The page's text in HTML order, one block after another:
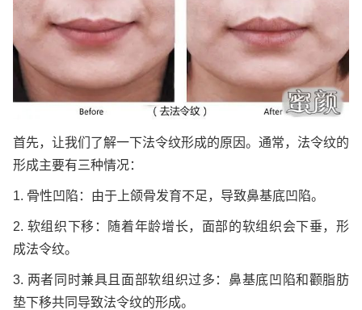
首先，让我们了解一下法令纹形成的原因。通常，法令纹的
形成主要有三种情况：
1. 骨性凹陷：由于上颌骨发育不足，导致鼻基底凹陷。
2. 软组织下移：随着年龄增长，面部的软组织会下垂，形
成法令纹。
3. 两者同时兼具且面部软组织过多：鼻基底凹陷和颧脂肪
垫下移共同导致法令纹的形成。